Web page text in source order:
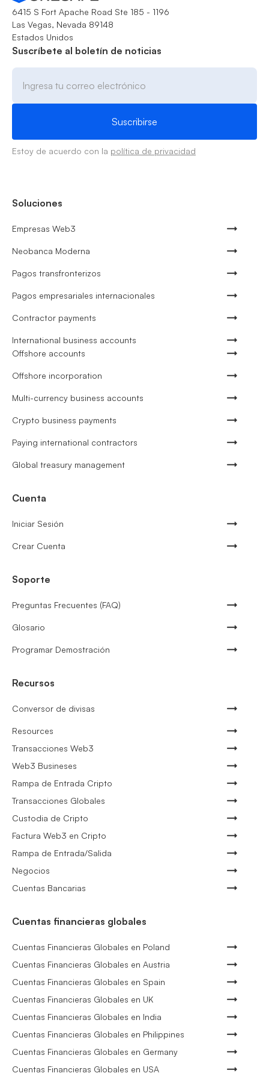
6415 S Fort Apache Road Ste 185 - 1196
Las Vegas, Nevada 89148
Estados Unidos
Suscríbete al boletín de noticias
Estoy de acuerdo con la política de privacidad
Soluciones
Empresas Web3
Neobanca Moderna
Pagos transfronterizos
Pagos empresariales internacionales
Contractor payments
International business accounts
Offshore accounts
Offshore incorporation
Multi-currency business accounts
Crypto business payments
Paying international contractors
Global treasury management
Cuenta
Iniciar Sesión
Crear Cuenta
Soporte
Preguntas Frecuentes (FAQ)
Glosario
Programar Demostración
Recursos
Conversor de divisas
Resources
Transacciones Web3
Web3 Busineses
Rampa de Entrada Cripto
Transacciones Globales
Custodia de Cripto
Factura Web3 en Cripto
Rampa de Entrada/Salida
Negocios
Cuentas Bancarias
Cuentas financieras globales
Cuentas Financieras Globales en Poland
Cuentas Financieras Globales en Austria
Cuentas Financieras Globales en Spain
Cuentas Financieras Globales en UK
Cuentas Financieras Globales en India
Cuentas Financieras Globales en Philippines
Cuentas Financieras Globales en Germany
Cuentas Financieras Globales en USA